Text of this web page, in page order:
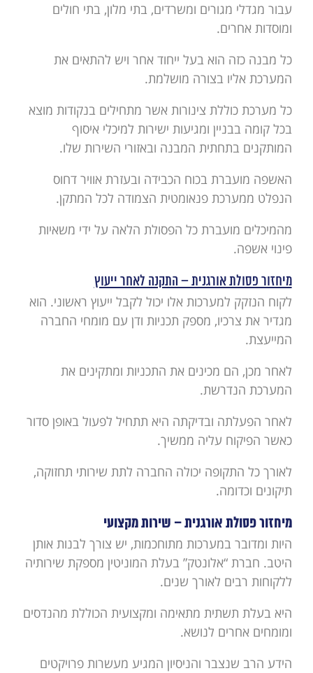
עבור מגדלי מגורים ומשרדים, בתי מלון, בתי חולים
ומוסדות אחרים.
כל מבנה כזה הוא בעל ייחוד אחר ויש להתאים את
המערכת אליו בצורה מושלמת.
כל מערכת כוללת צינורות אשר מתחילים בנקודות מוצא
בכל קומה בבניין ומגיעות ישירות למיכלי איסוף
המותקנים בתחתית המבנה ובאזורי השירות שלו.
האשפה מועברת בכוח הכבידה ובעזרת אוויר דחוס
הנפלט ממערכת פנאומטית הצמודה לכל המתקן.
מהמיכלים מועברת כל הפסולת הלאה על ידי משאיות
פינוי אשפה.
מיחזור פסולת אורגנית – התקנה לאחר ייעוץ
לקוח הנזקק למערכות אלו יכול לקבל ייעוץ ראשוני. הוא
מגדיר את צרכיו, מספק תכניות ודן עם מומחי החברה
המייעצת.
לאחר מכן, הם מכינים את התכניות ומתקינים את
המערכת הנדרשת.
לאחר הפעלתה ובדיקתה היא תתחיל לפעול באופן סדור
כאשר הפיקוח עליה ממשיך.
לאורך כל התקופה יכולה החברה לתת שירותי תחזוקה,
תיקונים וכדומה.
מיחזור פסולת אורגנית – שירות מקצועי
היות ומדובר במערכות מתוחכמות, יש צורך לבנות אותן
היטב. חברת “אלונטק” בעלת המוניטין מספקת שירותיה
ללקוחות רבים לאורך שנים.
היא בעלת תשתית מתאימה ומקצועית הכוללת מהנדסים
ומומחים אחרים לנושא.
הידע הרב שנצבר והניסיון המגיע מעשרות פרויקטים